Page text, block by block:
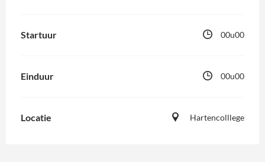
Startuur 00u00
Einduur 00u00
Locatie Hartencolllege